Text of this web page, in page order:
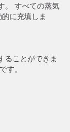
。 すべての蒸気
に充填しま
ることができま
す。